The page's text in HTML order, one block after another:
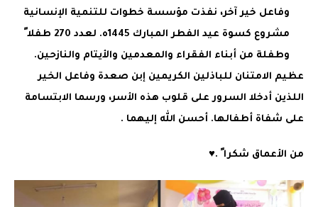
وفاعل خير آخر، نفذت مؤسسة خطوات للتنمية الإنسانية
مشروع كسوة عيد الفطر المبارك 1445ه. لعدد 270 طفلا ً
وطفلة من أبناء الفقراء والمعدمين والأيتام والنازحين.
عظيم الامتنان للباذلين الكريمين إبن صعدة وفاعل الخير
اللذين أدخلا السرور على قلوب هذه الأسر، ورسما الابتسامة
على شفاة أطفالها. أحسن الله إليهما .
من الأعماق شكرا ً .♥